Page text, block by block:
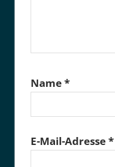
Name*
E-Mail-Adresse*